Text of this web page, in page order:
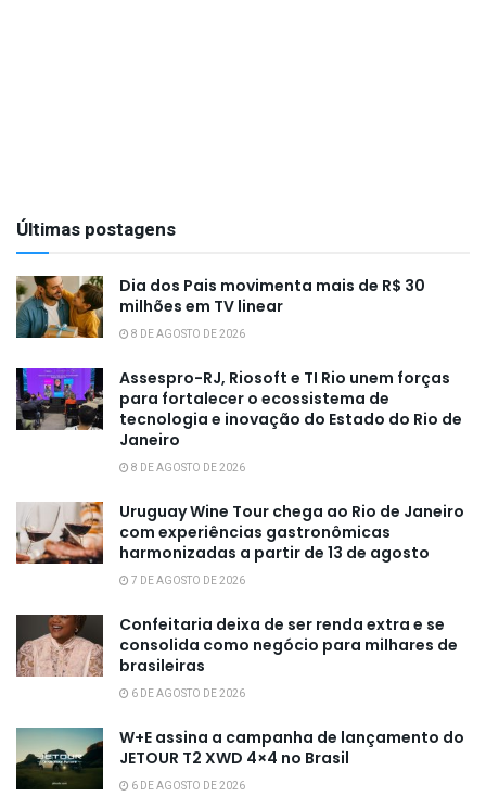
Últimas postagens
Dia dos Pais movimenta mais de R$ 30
milhões em TV linear
8 DE AGOSTO DE 2026
Assespro-RJ, Riosoft e TI Rio unem forças
para fortalecer o ecossistema de
tecnologia e inovação do Estado do Rio de
Janeiro
8 DE AGOSTO DE 2026
Uruguay Wine Tour chega ao Rio de Janeiro
com experiências gastronômicas
harmonizadas a partir de 13 de agosto
7 DE AGOSTO DE 2026
Confeitaria deixa de ser renda extra e se
consolida como negócio para milhares de
brasileiras
6 DE AGOSTO DE 2026
W+E assina a campanha de lançamento do
JETOUR T2 XWD 4×4 no Brasil
6 DE AGOSTO DE 2026